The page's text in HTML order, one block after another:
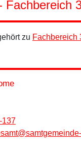
Fachbereich
zu Fachbereich
137